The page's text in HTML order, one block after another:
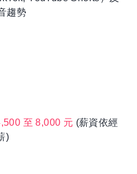
趨勢
至 8,000 元 (薪資依經
)